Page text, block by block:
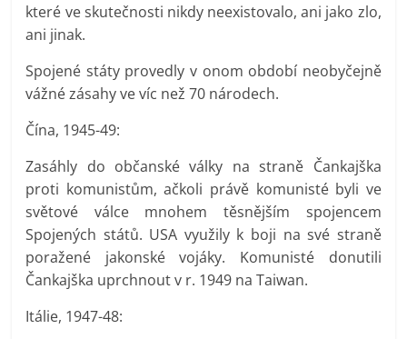
které ve skutečnosti nikdy neexistovalo, ani jako zlo,
ani jinak.
Spojené státy provedly v onom období neobyčejně
vážné zásahy ve víc než 70 národech.
Čína, 1945-49:
Zasáhly do občanské války na straně Čankajška
proti komunistům, ačkoli právě komunisté byli ve
světové válce mnohem těsnějším spojencem
Spojených států. USA využily k boji na své straně
poražené jakonské vojáky. Komunisté donutili
Čankajška uprchnout v r. 1949 na Taiwan.
Itálie, 1947-48: